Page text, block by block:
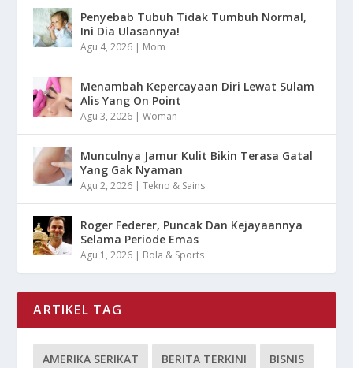
Penyebab Tubuh Tidak Tumbuh Normal,
Ini Dia Ulasannya!
Agu 4, 2026 | Mom
Menambah Kepercayaan Diri Lewat Sulam
Alis Yang On Point
Agu 3, 2026 |Woman
Munculnya Jamur Kulit Bikin Terasa Gatal
Yang Gak Nyaman
Agu 2, 2026 |Tekno & Sains
Roger Federer, Puncak Dan Kejayaannya
Selama Periode Emas
Agu 1, 2026 | Bola & Sports
ARTIKEL TAG
AMERIKA SERIKAT BERITA TERKINI BISNIS